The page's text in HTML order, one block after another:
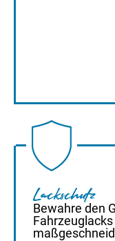
Lackschutz
Bewahre den